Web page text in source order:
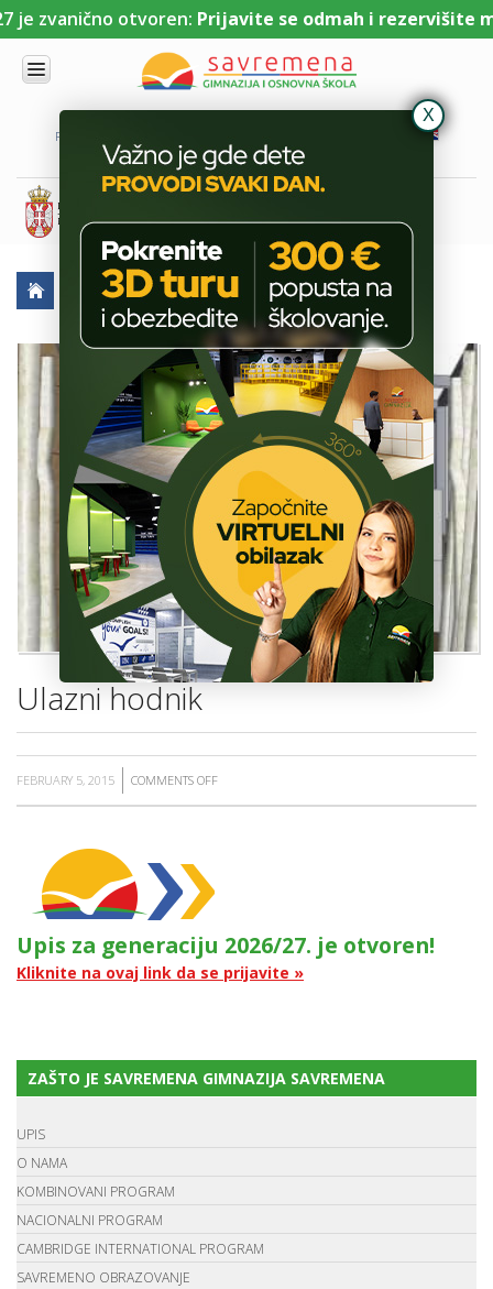
je zvanično otvoren:Prijavite se odmah i rezervišite
PORTAL ZA UČENIKE
NAMA
KOMBINOVANI
PROGRAM
NACIONALNI
PROGRAM
PROGRAM
SAVREMENO
OBRAZOVANJE
TEHNOLOGIJA
ERASMUS+
OSNOVNA
ŠKOLA
AKTUELNO ULAZNI HODNIK
Ulazni hodnik
FEBRUARY 5, 2015 COMMENTS OFF
ULAZNI
Upis za generaciju 2026/27. je otvoren!
Kliknite na ovaj link da se prijavite »
ZAŠTO JE SAVREMENA GIMNAZIJA SAVREMENA
UPIS
O NAMA
KOMBINOVANI PROGRAM
NACIONALNI PROGRAM
CAMBRIDGE INTERNATIONAL PROGRAM
SAVREMENO OBRAZOVANJE